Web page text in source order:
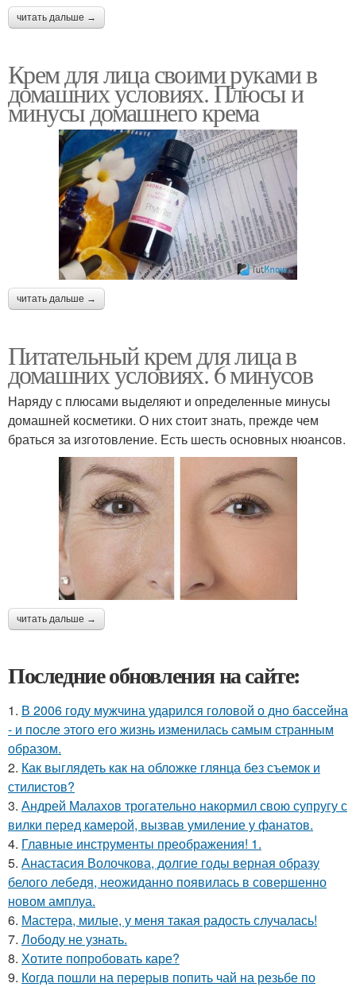
читать дальше →
Крем для лица своими руками в
домашних условиях. Плюсы и
минусы домашнего крема
читать дальше →
Питательный крем для лица в
домашних условиях. 6 минусов
Наряду с плюсами выделяют и определенные минусы
домашней косметики. О них стоит знать, прежде чем
браться за изготовление. Есть шесть основных нюансов.
читать дальше →
Последние обновления на сайте:
1. В 2006 году мужчина ударился головой о дно бассейна
- и после этого его жизнь изменилась самым странным
образом.
2. Как выглядеть как на обложке глянца без съемок и
стилистов?
3. Андрей Малахов трогательно накормил свою супругу с
вилки перед камерой, вызвав умиление у фанатов.
4. Главные инструменты преображения! 1.
5. Анастасия Волочкова, долгие годы верная образу
белого лебедя, неожиданно появилась в совершенно
новом амплуа.
6. Мастера, милые, у меня такая радость случалась!
7. Лободу не узнать.
8. Хотите попробовать каре?
9. Когда пошли на перерыв попить чай на резьбе по